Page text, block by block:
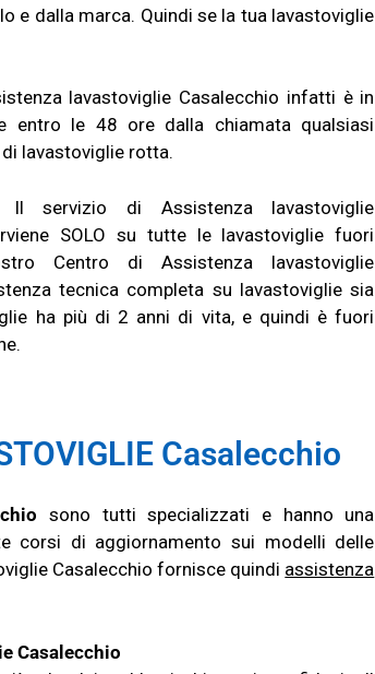
e dalla marca. Quindi se la tua lavastoviglie
lavastoviglie Casalecchio infatti è in
entro le 48 ore dalla chiamata qualsiasi
lavastoviglie rotta.
Il servizio di Assistenza lavastoviglie
SOLO su tutte le lavastoviglie fuori
Centro di Assistenza lavastoviglie
tecnica completa su lavastoviglie sia
ha più di 2 anni di vita, e quindi è fuori
Casalecchio
sono tutti specializzati e hanno una
corsi di aggiornamento sui modelli delle
Casalecchio fornisce quindi assistenza
Casalecchio